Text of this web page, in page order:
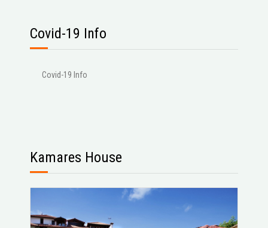
Covid-19 Info
Covid-19 Info
Kamares House